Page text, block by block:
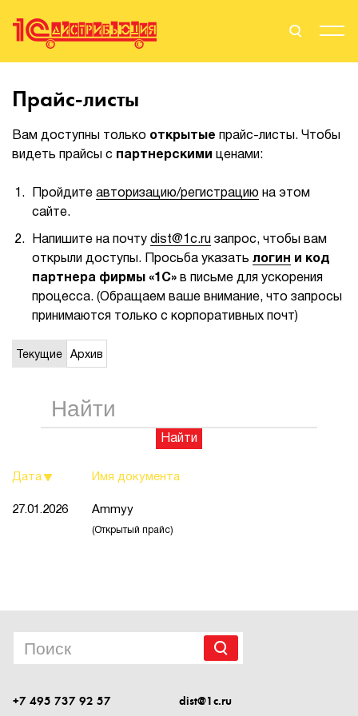
Поиск
Вендоры
Партнерам
События
Сервисы для партнеров
Прайс-листы
Вам доступны только открытые прайс-листы. Чтобы
видеть прайсы с партнерскими ценами:
Пройдите авторизацию/регистрацию на этом
сайте.
Напишите на почту dist@1c.ru запрос, чтобы вам
открыли доступы. Просьба указать логин
и код
партнера фирмы «1С» в письме для ускорения
процесса. (Обращаем ваше внимание, что запросы
принимаются только с корпоративных почт)
Текущие Архив
Найти
Дата Имя документа
27.01.2026 Ammyy
(Открытый прайс)
+7 495 737 92 57 dist@1c.ru